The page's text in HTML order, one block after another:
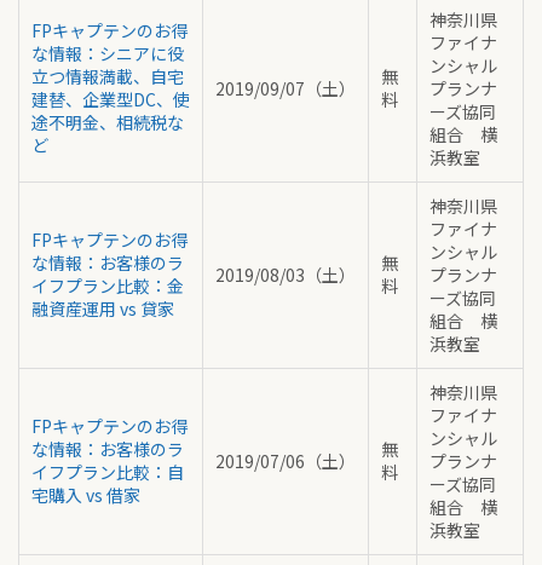
FPキャプテンのお得
な情報：シニアに役
立つ情報満載、自宅
建替、企業型DC、使
途不明金、相続税な
ど
2019/09/07（土）
無
料
神奈川県
ファイナ
ンシャル
プランナ
ーズ協同
組合 横
浜教室
FPキャプテンのお得
な情報：お客様のラ
イフプラン比較：金
融資産運用 vs 貸家
2019/08/03（土）
無
料
神奈川県
ファイナ
ンシャル
プランナ
ーズ協同
組合 横
浜教室
FPキャプテンのお得
な情報：お客様のラ
イフプラン比較：自
宅購入 vs 借家
2019/07/06（土）
無
料
神奈川県
ファイナ
ンシャル
プランナ
ーズ協同
組合 横
浜教室